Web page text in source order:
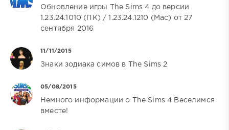
Обновление игры The Sims 4 до версии
1.23.24.1010 (ПК) / 1.23.24.1210 (Mac) от 27
сентября 2016
11/11/2015
Знаки зодиака симов в The Sims 2
05/08/2015
Немного информации о The Sims 4 Веселимся
вместе!